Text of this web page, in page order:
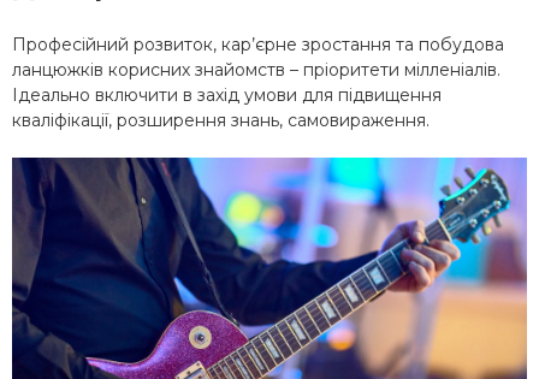
Професійний розвиток, кар’єрне зростання та побудова
ланцюжків корисних знайомств – пріоритети мілленіалів.
Ідеально включити в захід умови для підвищення
кваліфікації, розширення знань, самовираження.